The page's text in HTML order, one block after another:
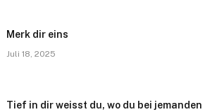
Merk dir eins
Juli 18, 2025
Tief in dir weisst du, wo du bei jemanden